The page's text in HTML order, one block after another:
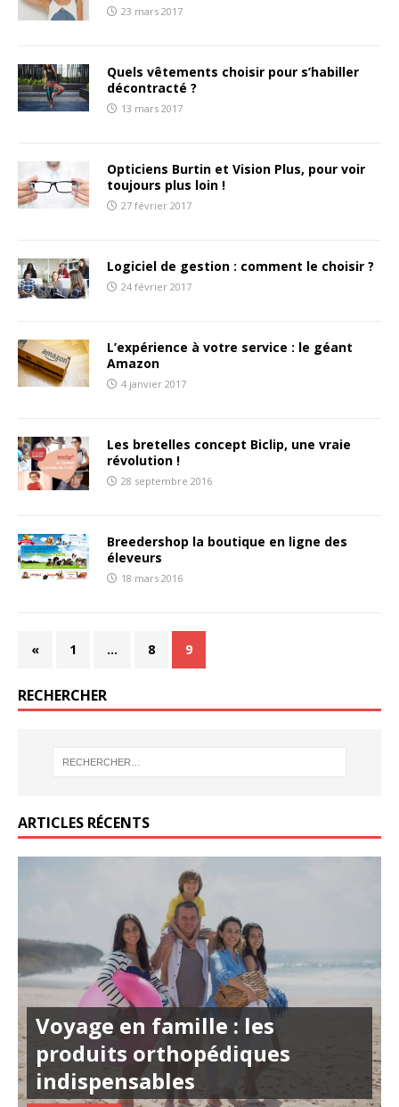
23 mars 2017
Quels vêtements choisir pour s’habiller
décontracté ?
13 mars 2017
Opticiens Burtin et Vision Plus, pour voir
toujours plus loin !
27 février 2017
Logiciel de gestion : comment le choisir ?
24 février 2017
L’expérience à votre service : le géant
Amazon
4 janvier 2017
Les bretelles concept Biclip, une vraie
révolution !
28 septembre 2016
Breedershop la boutique en ligne des
éleveurs
18 mars 2016
« 1 … 8 9
RECHERCHER
ARTICLES RÉCENTS
Voyage en famille : les
produits orthopédiques
indispensables